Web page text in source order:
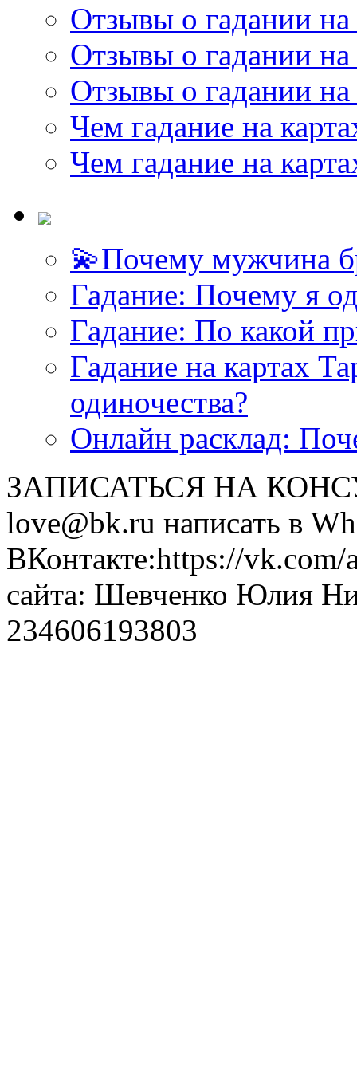
Отзывы о гадании на
Отзывы о гадании на
Отзывы о гадании на
Чем гадание на
Чем гадание на
💫Почему мужчина
Гадание: Почему я
Гадание: По какой
Гадание на картах
одиночества?
Онлайн расклад:
ЗАПИСАТЬСЯ НА
love@bk.ru написать в
ВКонтакте:https://
сайта: Шевченко Юлия
234606193803